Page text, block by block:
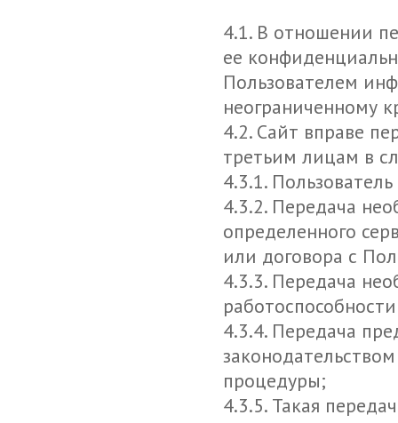
4.1. В отношении
ее
Пользователем
неограниченному
4.2. Сайт вправе
третьим лицам в
4.3.1.
4.3.2. Передача
определенного
или договора с
4.3.3. Передача
4.3.4. Передача
процедуры;
4.3.5. Такая